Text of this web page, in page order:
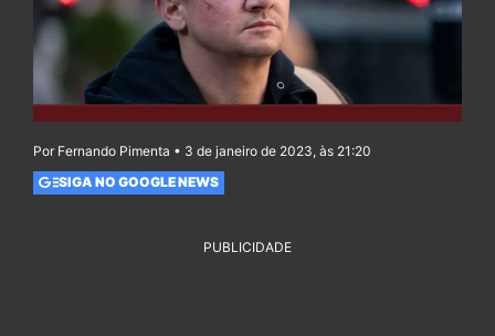
Por Fernando Pimenta • 3 de janeiro de 2023, às 21:20
SIGA NO GOOGLE NEWS
PUBLICIDADE